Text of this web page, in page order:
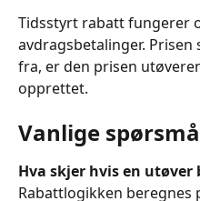
Tidsstyrt rabatt fungerer
avdragsbetalinger.
fra, er den prisen
opprettet.
Vanlige
Hva skjer hvis en utøver
Rabattlogikken beregnes